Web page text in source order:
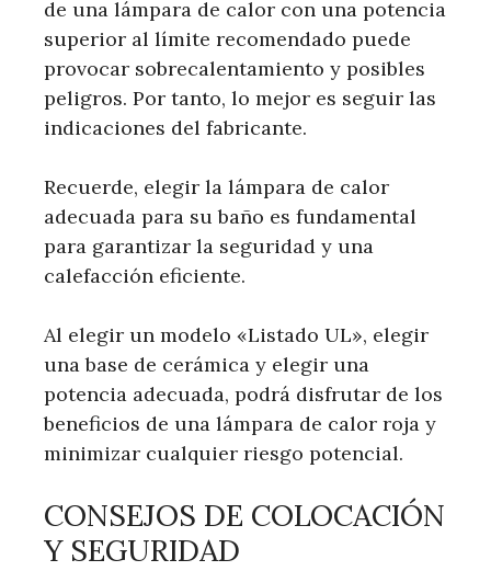
de una lámpara de calor con una potencia
superior al límite recomendado puede
provocar sobrecalentamiento y posibles
peligros. Por tanto, lo mejor es seguir las
indicaciones del fabricante.
Recuerde, elegir la lámpara de calor
adecuada para su baño es fundamental
para garantizar la seguridad y una
calefacción eficiente.
Al elegir un modelo «Listado UL», elegir
una base de cerámica y elegir una
potencia adecuada, podrá disfrutar de los
beneficios de una lámpara de calor roja y
minimizar cualquier riesgo potencial.
CONSEJOS DE COLOCACIÓN
Y SEGURIDAD